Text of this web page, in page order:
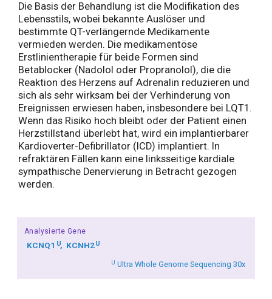
Die Basis der Behandlung ist die Modifikation des
Lebensstils, wobei bekannte Auslöser und
bestimmte QT-verlängernde Medikamente
vermieden werden. Die medikamentöse
Erstlinientherapie für beide Formen sind
Betablocker (Nadolol oder Propranolol), die die
Reaktion des Herzens auf Adrenalin reduzieren und
sich als sehr wirksam bei der Verhinderung von
Ereignissen erwiesen haben, insbesondere bei LQT1.
Wenn das Risiko hoch bleibt oder der Patient einen
Herzstillstand überlebt hat, wird ein implantierbarer
Kardioverter-Defibrillator (ICD) implantiert. In
refraktären Fällen kann eine linksseitige kardiale
sympathische Denervierung in Betracht gezogen
werden.
Analysierte Gene
KCNQ1 U KCNH2U
U Ultra Whole Genome Sequencing 30x